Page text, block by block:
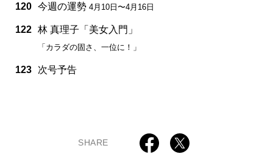
120 今週の運勢 4月10日〜4月16日
122 林 真理子「美女入門」
「カラダの固さ、一位に！」
123 次号予告
SHARE